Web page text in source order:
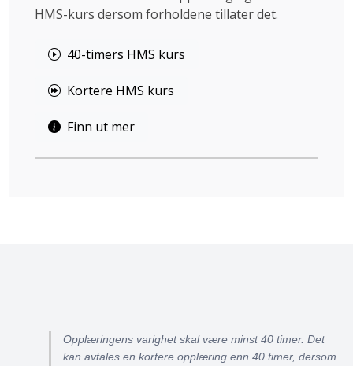
HMS-kurs dersom forholdene tillater det.
40-timers HMS kurs
Kortere HMS kurs
Finn ut mer
Opplæringens varighet skal være minst 40 timer. Det
kan avtales en kortere opplæring enn 40 timer, dersom